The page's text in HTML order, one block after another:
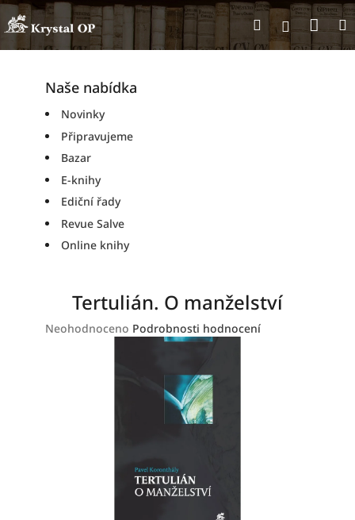
Přejít
na
obsah
Hledat
Naše nabídka
Novinky
Připravujeme
Bazar
E-knihy
Ediční řady
Revue Salve
Online knihy
Tertulián. O manželství
Průměrné
Neohodnoceno Podrobnosti hodnocení